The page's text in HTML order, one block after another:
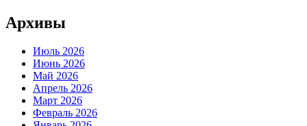
Архивы
Июль 2026
Июнь 2026
Май 2026
Апрель 2026
Март 2026
Февраль 2026